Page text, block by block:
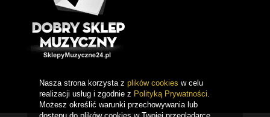
Nasza strona korzysta z plików cookies w celu
realizacji usług i zgodnie z Polityką Prywatności.
Możesz określić warunki przechowywania lub